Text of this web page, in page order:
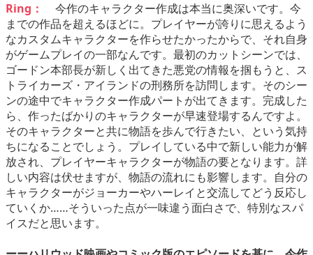
Ring：
今作のキャラクター作成は本当に奥深いです。今
までの作品を超えるほどに。プレイヤーが誇りに思えるよう
なカスタムキャラクターを作らせたかったからで、それ自身
がゲームプレイの一部なんです。最初のカットシーンでは、
ゴードン本部長が新しく出てきた悪党の情報を掴もうと、ス
トライカーズ・アイランドの刑務所を訪問します。そのシー
ンの途中でキャラクター作成パートが出てきます。完成した
ら、作ったばかりのキャラクターが早速登場するんですよ。
そのキャラクターと共に物語を歩んで行きたい、という気持
ちになることでしょう。プレイしている中で新しい能力が解
放され、プレイヤーキャラクターが物語の要となります。詳
しい内容は伏せますが、物語の流れにも影響します。自分の
キャラクターがジョーカーやハーレイと交流してどう反応し
ていくか……そういった点が一味違う面白さで、特別なスパ
イスだと思います。